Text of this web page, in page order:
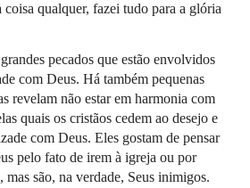
coisa qualquer, fazei tudo para a glória
pecados que estão envolvidos
com Deus. Há também pequenas
revelam não estar em harmonia com
quais os cristãos cedem ao desejo e
com Deus. Eles gostam de pensar
pelo fato de irem à igreja ou por
mas são, na verdade, Seus inimigos.